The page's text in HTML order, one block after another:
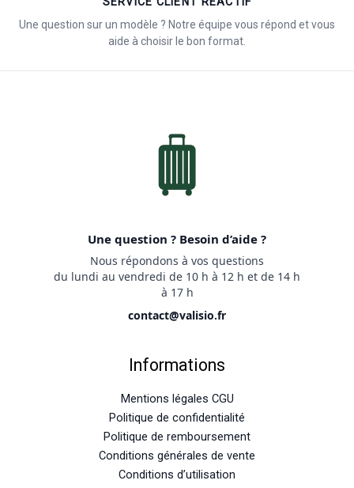
Une question sur un modèle ? Notre équipe vous répond et vous
aide à choisir le bon format.
Une question ? Besoin d’aide ?
Nous répondons à vos questions
du lundi au vendredi de 10 h à 12 h et de 14 h
à 17 h
contact@valisio.fr
Informations
Mentions légales CGU
Politique de confidentialité
Politique de remboursement
Conditions générales de vente
Conditions d’utilisation